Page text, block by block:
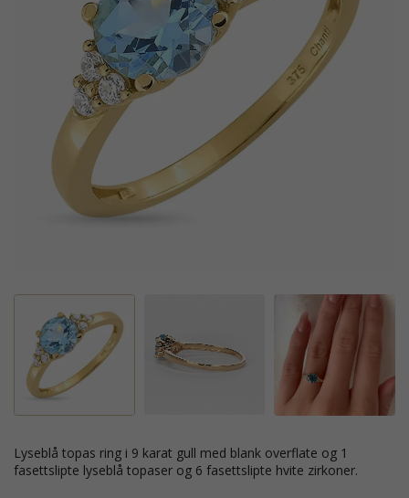
lyseblå topas ring i 9 karat gull med blank overflate og 1
fasettslipte lyseblå topaser og 6 fasettslipte hvite zirkoner.